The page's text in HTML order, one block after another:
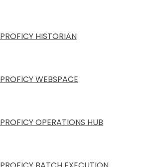
PROFICY HISTORIAN
PROFICY WEBSPACE
PROFICY OPERATIONS HUB